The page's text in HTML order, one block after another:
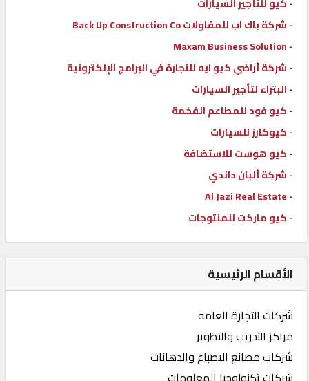
- شركة باك اب للمقاولات Back Up Construction Co
- Maxam Business Solution
- شركة أراضي كيو ايه للتجارة في البرامج الإلكترونية
- البتراء لتأجير السيارات
- كيو فود للمطاعم الفخمة
- كيوكارز للسيارات
- كيو هوست للاستضافة
- شركة ألبان داندي
- Al Jazi Real Estate
- كيو ماركت للمنتوجات
الأقسام الرئيسية
شركات التجارة العامه
مراكز التدريب والتطوير
شركات مصانع الاصباغ والدهانات